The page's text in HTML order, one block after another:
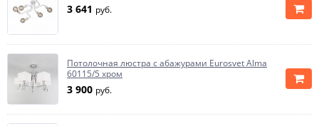
3 641 руб.
Потолочная люстра с абажурами Eurosvet Alma
60115/5 хром
3 900 руб.